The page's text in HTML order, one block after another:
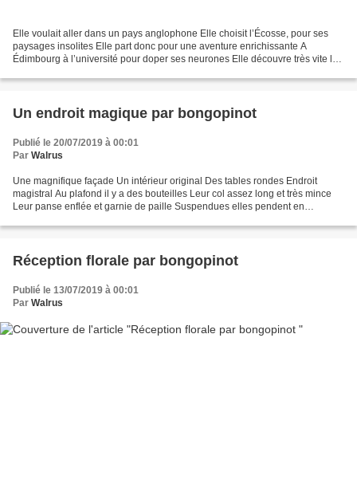
Elle voulait aller dans un pays anglophone Elle choisit l’Écosse, pour ses
paysages insolites Elle part donc pour une aventure enrichissante A
Édimbourg à l’université pour doper ses neurones Elle découvre très vite les
Un endroit magique par bongopinot
Publié le 20/07/2019 à 00:01
Par Walrus
Une magnifique façade Un intérieur original Des tables rondes Endroit
magistral Au plafond il y a des bouteilles Leur col assez long et très mince
Leur panse enflée et garnie de paille Suspendues elles pendent en
Réception florale par bongopinot
Publié le 13/07/2019 à 00:01
Par Walrus